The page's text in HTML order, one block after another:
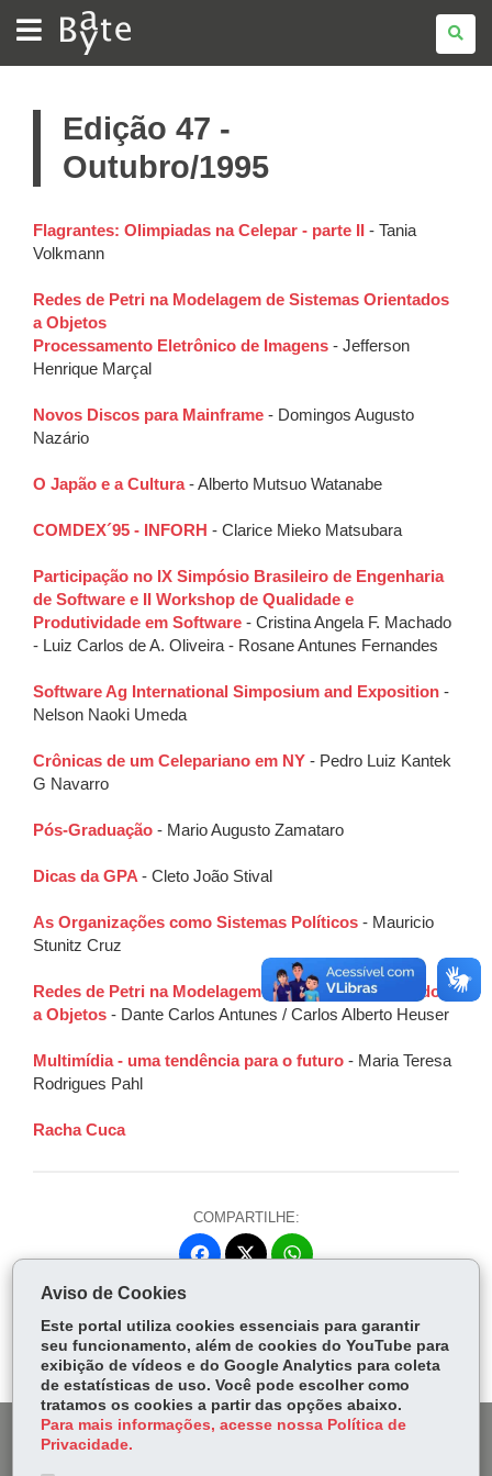
BATE
BYTE
Edição 47 -
Outubro/1995
Flagrantes: Olimpiadas na Celepar - parte II
- Tania
Volkmann
Redes de Petri na Modelagem de Sistemas Orientados
a Objetos
Processamento Eletrônico de Imagens - Jefferson
Henrique Marçal
Novos Discos para Mainframe - Domingos Augusto
Nazário
O Japão e a Cultura- Alberto Mutsuo Watanabe
COMDEX´95 - INFORH - Clarice Mieko Matsubara
Participação no IX Simpósio Brasileiro de Engenharia
de Software e II Workshop de Qualidade e
Produtividade em Software - Cristina Angela F. Machado
- Luiz Carlos de A. Oliveira - Rosane Antunes Fernandes
Software Ag International Simposium and Exposition -
Nelson Naoki Umeda
Crônicas de um Celepariano em NY - Pedro Luiz Kantek
G Navarro
Pós-Graduação - Mario Augusto Zamataro
Dicas da GPA - Cleto João Stival
As Organizações como Sistemas Políticos - Mauricio
Stunitz Cruz
Redes de Petri na Modelagem de Sistemas Orientados
a Objetos - Dante Carlos Antunes / Carlos Alberto Heuser
Multimídia - uma tendência para o futuro - Maria Teresa
Rodrigues Pahl
Racha Cuca
COMPARTILHE:
Fa
ok
itt
er
W
Ap
p
DENUNCIE CORRUPÇÃO
Aviso de Cookies
Este portal utiliza cookies essenciais para garantir
seu funcionamento, além de cookies do YouTube para
exibição de vídeos e do Google Analytics para coleta
de estatísticas de uso. Você pode escolher como
tratamos os cookies a partir das opções abaixo.
Para mais informações, acesse nossa Política de
Privacidade.